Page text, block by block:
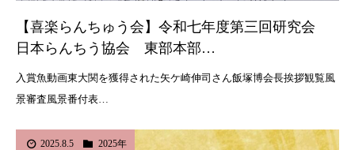
【喜楽らんちゅう会】令和七年度第三回研究会
日本らんちう協会 東部本部…
入賞魚動画東大関を獲得された矢ケ崎伸司さん飯塚博会長挨拶観覧風
景審査風景番付表…
2025.8.5 2025年